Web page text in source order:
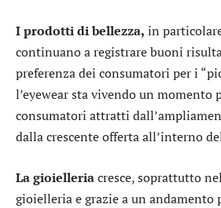
I prodotti di bellezza, in
continuano a registrare buoni
preferenza dei consumatori per i
l’eyewear sta vivendo un momento
consumatori attratti
dalla crescente offerta all’interno
La gioielleriacresce, soprattutto
gioielleria e grazie a un andamento